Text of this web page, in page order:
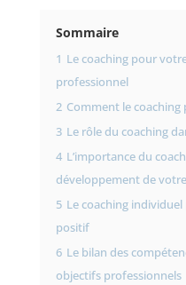
Sommaire
1 Le coaching pour
professionnel
2 Comment le
3 Le rôle du coaching
4 L’importance du
développement de
5 Le coaching
positif
6 Le bilan des
objectifs professionnels